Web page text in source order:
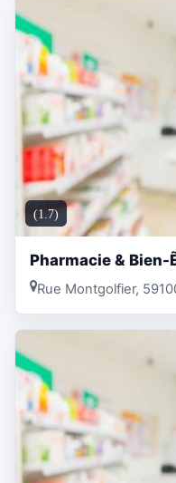
(1.7)
Pharmacie & Bien-
Rue Montgolfier,